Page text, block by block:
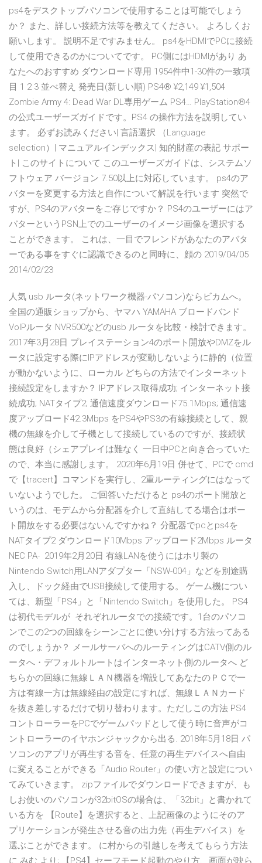
ps4をデスクトップパソコンで使用することは可能でしょう
か？ また、詳しい接続方法等を教えてください。 よろしくお
願いします。 説明不足ですみません。 ps4をHDMIでPCに接続
して使用できるのかについてです。 PC側にはHDMIがあり あ
なたへのおすすめ ダウンロード専用 1954件中1-30件の一致項
目 1 2 3 並べ替え 発売日(新しい順) PS4® ¥2,149 ¥1,504
Zombie Army 4: Dead War DL専用ゲーム PS4… PlayStation®4
の公式ユーザーズガイドです。PS4 の操作方法を説明してい
ます。 必ずお読みください| 言語選択 （Language
selection）| マニュアルインデックス| 知的財産の表記 サポー
ト| このサイトについて このユーザーズガイドは、システムソ
フトウェア バージョン 7.50以上に対応しています。 ps4のア
バターを変更する方法と自作について解説を行います 突然で
すが、PS4のアバターをご存じですか？ PS4のユーザーにはア
バターというPSN上でのユーザーのイメージ画像を選択する
ことができます。 これは、一目でフレンドがあなたのアバタ
ーである事をすぐに認識できるのと同時に、顔の 2019/04/05
2014/02/23
人気 usb ルータ(ネットワーク機器-パソコン)ならビカムへ。
全国の通販ショップから、ヤマハ YAMAHA ブロードバンド
VoIPルータ NVR500などのusb ルータを比較・検討できます。
2017年3月28日 プレイステーション4のポート開放やDMZをル
ータに設定する際にIPアドレスが変動しないように静的（位置
が動かないように、ローカル どちらの方法でインターネット
接続設定をしますか？ IPアドレス取得成功; インターネット接
続成功; NATタイプ2; 通信速度ダウンロード75.1Mbps; 通信速
度アップロード42.3Mbps をPS4やPS3の有線接続として、親
機の無線を介して子機として接続しているのですが、接続状
態は良好（シェアプレイは難なく 一日中PCと向き合っていた
ので、本当に感謝します。 2020年6月19日 併せて、PCで cmd
で【tracert】コマンドを実行し、2重ルーティングにはなって
いないようでした。 ご回答いただけると ps4のポート開放と
いうのは、モデムから分配器を介して直結してる場合はポー
ト開放をする必要はないんですかね？ 分配器でpcとps4を
NATタイプ2 ダウンロード10Mbps アップロード2Mbps ルータ
NEC PA- 2019年2月20日 有線LANを使うにはホリ製の
Nintendo Switch用LANアダプター「NSW-004」などを別途購
入し、ドック経由でUSB接続して使用する。 ゲーム機につい
ては、新型「PS4」と「Nintendo Switch」を使用した。 PS4
は初代モデルが それぞれルータでの接続です。1台のパソコ
ンでこの2つの回線をシーンごとに使い分けする方法ってある
のでしょうか？ メールサーバへのルーティングはCATV側のル
ータへ・デフォルトルートはインターネット側のルータへ ど
ちらかの回線に無線ＬＡＮ機器を増設してあなたのＰＣで一
方は有線一方は無線経由の設定にすれば、無線ＬＡＮカード
を抜き差しするだけで切り替わります。ただしこの方法 PS4
コントローラーをPCでゲームパッドとして使う時に音声がコ
ントローラーのイヤホンジャックから出る. 2018年5月18日 パ
ソコンのアプリが再生する音を、任意の再生デバイスへ自由
に変えることができる「Audio Router」の使い方と設定につい
てみていきます。 zipファイルでダウンロードできますが、も
しお使いのパソコンが32bitOSの場合は、「32bit」と書かれて
いる方を 【Route】を選択すると、上記画像のようにそのア
プリケーションが発生させる音の出力先（再生デバイス）を
選ぶことができます。 に村からの引越しを考えてもらう方法